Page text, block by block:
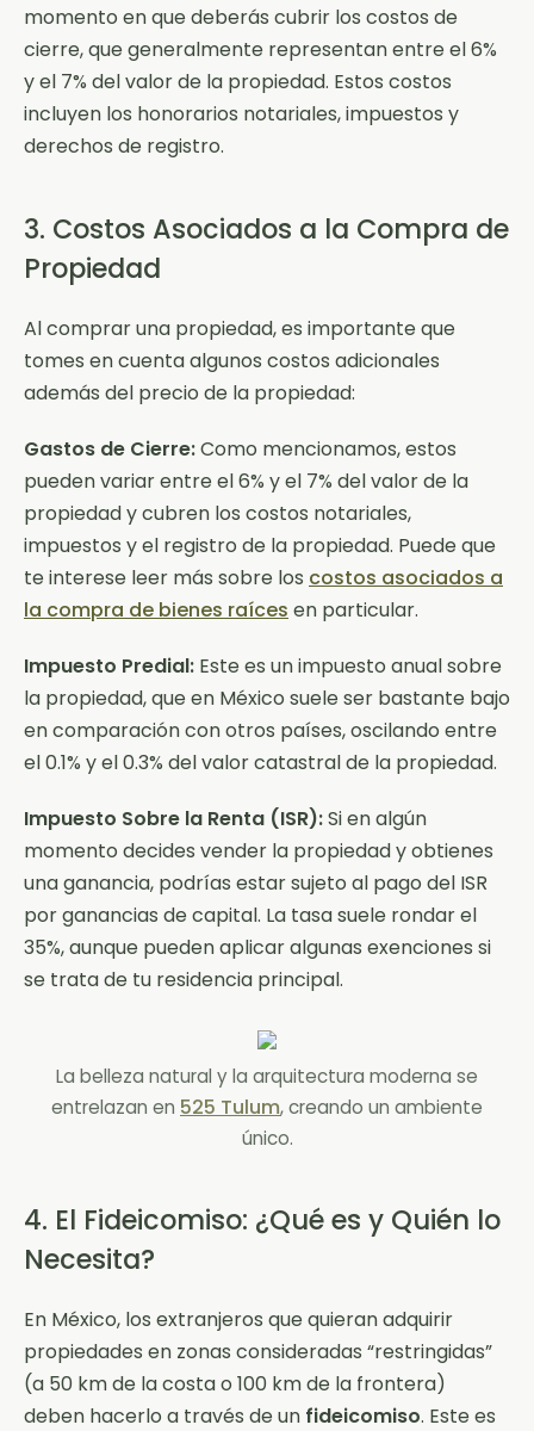
momento en que deberás cubrir los costos de
cierre, que generalmente representan entre el 6%
y el 7% del valor de la propiedad. Estos costos
incluyen los honorarios notariales, impuestos y
derechos de registro.
3. Costos Asociados a la Compra de
Propiedad
Al comprar una propiedad, es importante que
tomes en cuenta algunos costos adicionales
además del precio de la propiedad:
Gastos de Cierre:Como mencionamos, estos
pueden variar entre el 6% y el 7% del valor de la
propiedad y cubren los costos notariales,
impuestos y el registro de la propiedad. Puede que
te interese leer más sobre los costos asociados a
la compra de bienes raíces en particular.
Impuesto Predial: Este es un impuesto anual sobre
la propiedad, que en México suele ser bastante bajo
en comparación con otros países, oscilando entre
el 0.1% y el 0.3% del valor catastral de la propiedad.
Impuesto Sobre la Renta (ISR):Si en algún
momento decides vender la propiedad y obtienes
una ganancia, podrías estar sujeto al pago del ISR
por ganancias de capital. La tasa suele rondar el
35%, aunque pueden aplicar algunas exenciones si
se trata de tu residencia principal.
La belleza natural y la arquitectura moderna se
entrelazan en 525 Tulum, creando un ambiente
único.
4. El Fideicomiso: ¿Qué es y Quién lo
Necesita?
En México, los extranjeros que quieran adquirir
propiedades en zonas consideradas “restringidas”
(a 50 km de la costa o 100 km de la frontera)
deben hacerlo a través de un fideicomiso. Este es